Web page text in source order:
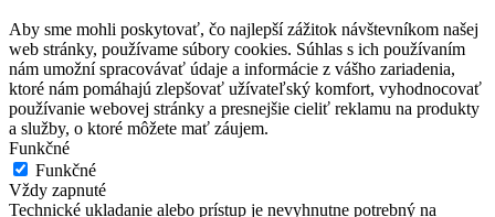
Aby sme mohli poskytovať, čo najlepší zážitok návštevníkom našej
web stránky, používame súbory cookies. Súhlas s ich používaním
nám umožní spracovávať údaje a informácie z vášho zariadenia,
ktoré nám pomáhajú zlepšovať užívateľský komfort, vyhodnocovať
používanie webovej stránky a presnejšie cieliť reklamu na produkty
a služby, o ktoré môžete mať záujem.
Funkčné
Funkčné
Vždy zapnuté
Technické ukladanie alebo prístup je nevyhnutne potrebný na